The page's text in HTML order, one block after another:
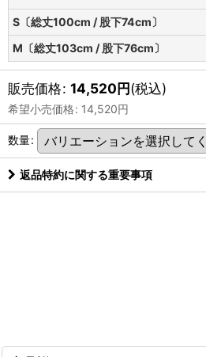
S〔総丈100cm / 股下74cm〕
M〔総丈103cm / 股下76cm〕
販売価格: 14,520円(税込)
希望小売価格: 14,520円
数量:
返品特約に関する重要事項